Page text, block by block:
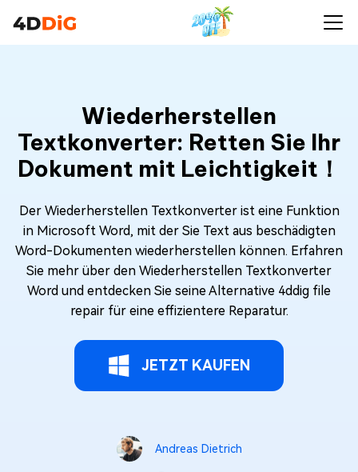
Wiederherstellen
Textkonverter: Retten Sie Ihr
Dokument mit Leichtigkeit！
Der Wiederherstellen Textkonverter ist eine Funktion
in Microsoft Word, mit der Sie Text aus beschädigten
Word-Dokumenten wiederherstellen können. Erfahren
Sie mehr über den Wiederherstellen Textkonverter
Word und entdecken Sie seine Alternative 4ddig file
repair für eine effizientere Reparatur.
JETZT KAUFEN
Andreas Dietrich